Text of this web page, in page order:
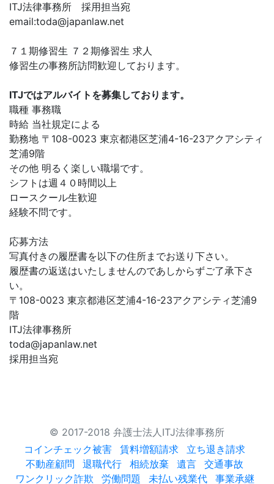
ITJ法律事務所 採用担当宛
email:toda@japanlaw.net
７１期修習生 ７２期修習生 求人
修習生の事務所訪問歓迎しております。
ITJではアルバイトを募集しております。
職種 事務職
時給 当社規定による
勤務地 〒108-0023 東京都港区芝浦4-16-23アクアシティ
芝浦9階
その他 明るく楽しい職場です。
シフトは週４０時間以上
ロースクール生歓迎
経験不問です。
応募方法
写真付きの履歴書を以下の住所までお送り下さい。
履歴書の返送はいたしませんのであしからずご了承下さ
い。
〒108-0023 東京都港区芝浦4-16-23アクアシティ芝浦9
階
ITJ法律事務所
toda@japanlaw.net
採用担当宛
© 2017-2018 弁護士法人ITJ法律事務所
コインチェック被害
賃料増額請求
立ち退き請求
不動産顧問
退職代行 相続放棄 遺言
交通事故
ワンクリック詐欺
労働問題 未払い残業代 事業承継